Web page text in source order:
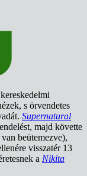
s örvendetes
Supernatural
majd követte
beütemezve),
visszatér 13
a Nikita